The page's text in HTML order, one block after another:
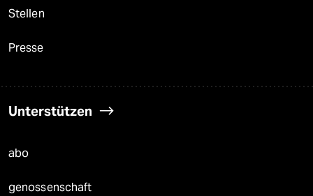
Stellen
Presse
Unterstützen
abo
genossenschaft